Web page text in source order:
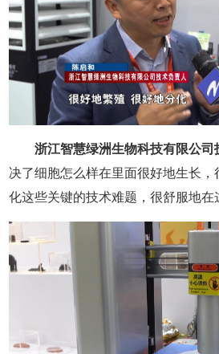
浙江智慧绿洲生物科技有限公
决了细胞怎么样在里面很好地生长
化这些关键的技术难题，很舒服地在